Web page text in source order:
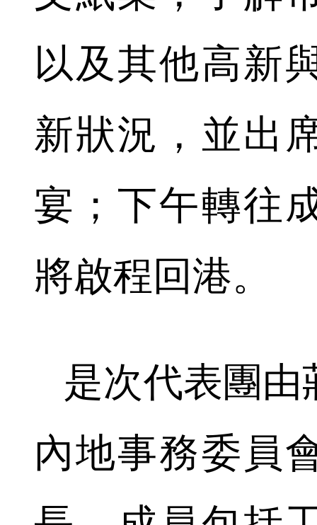
以及其他高新
新狀況，並出
宴；下午轉往
將啟程回港。
是次代表團由
內地事務委員